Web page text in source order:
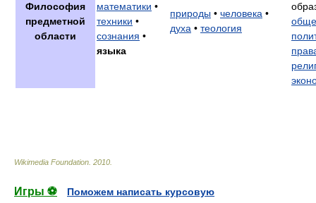
Философия
предметной
области
математики •
техники •
сознания •
языка
природы • человека •
духа • теология
Wikimedia Foundation 2010
Игры ⚽
Поможем написать курсовую